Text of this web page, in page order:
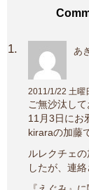
あ
2011/1/22 土曜
ご無沙汰して
11月3日にお
kiraraの加藤
ルレクチェ
したが、連絡